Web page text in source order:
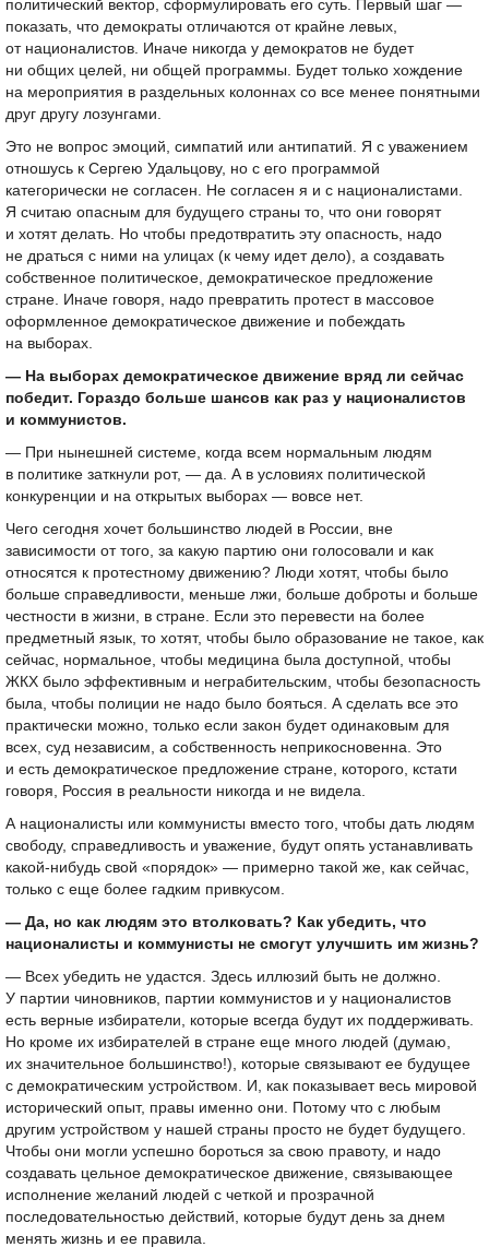
политический вектор, сформулировать его суть. Первый шаг —
показать, что демократы отличаются от крайне левых,
от националистов. Иначе никогда у демократов не будет
ни общих целей, ни общей программы. Будет только хождение
на мероприятия в раздельных колоннах со все менее понятными
друг другу лозунгами.
Это не вопрос эмоций, симпатий или антипатий. Я с уважением
отношусь к Сергею Удальцову, но с его программой
категорически не согласен. Не согласен я и с националистами.
Я считаю опасным для будущего страны то, что они говорят
и хотят делать. Но чтобы предотвратить эту опасность, надо
не драться с ними на улицах (к чему идет дело), а создавать
собственное политическое, демократическое предложение
стране. Иначе говоря, надо превратить протест в массовое
оформленное демократическое движение и побеждать
на выборах.
— На выборах демократическое движение вряд ли сейчас
победит. Гораздо больше шансов как раз у националистов
и коммунистов.
— При нынешней системе, когда всем нормальным людям
в политике заткнули рот, — да. А в условиях политической
конкуренции и на открытых выборах — вовсе нет.
Чего сегодня хочет большинство людей в России, вне
зависимости от того, за какую партию они голосовали и как
относятся к протестному движению? Люди хотят, чтобы было
больше справедливости, меньше лжи, больше доброты и больше
честности в жизни, в стране. Если это перевести на более
предметный язык, то хотят, чтобы было образование не такое, как
сейчас, нормальное, чтобы медицина была доступной, чтобы
ЖКХ было эффективным и неграбительским, чтобы безопасность
была, чтобы полиции не надо было бояться. А сделать все это
практически можно, только если закон будет одинаковым для
всех, суд независим, а собственность неприкосновенна. Это
и есть демократическое предложение стране, которого, кстати
говоря, Россия в реальности никогда и не видела.
А националисты или коммунисты вместо того, чтобы дать людям
свободу, справедливость и уважение, будут опять устанавливать
какой-нибудь свой «порядок» — примерно такой же, как сейчас,
только с еще более гадким привкусом.
— Да, но как людям это втолковать? Как убедить, что
националисты и коммунисты не смогут улучшить им жизнь?
— Всех убедить не удастся. Здесь иллюзий быть не должно.
У партии чиновников, партии коммунистов и у националистов
есть верные избиратели, которые всегда будут их поддерживать.
Но кроме их избирателей в стране еще много людей (думаю,
их значительное большинство!), которые связывают ее будущее
с демократическим устройством. И, как показывает весь мировой
исторический опыт, правы именно они. Потому что с любым
другим устройством у нашей страны просто не будет будущего.
Чтобы они могли успешно бороться за свою правоту, и надо
создавать цельное демократическое движение, связывающее
исполнение желаний людей с четкой и прозрачной
последовательностью действий, которые будут день за днем
менять жизнь и ее правила.